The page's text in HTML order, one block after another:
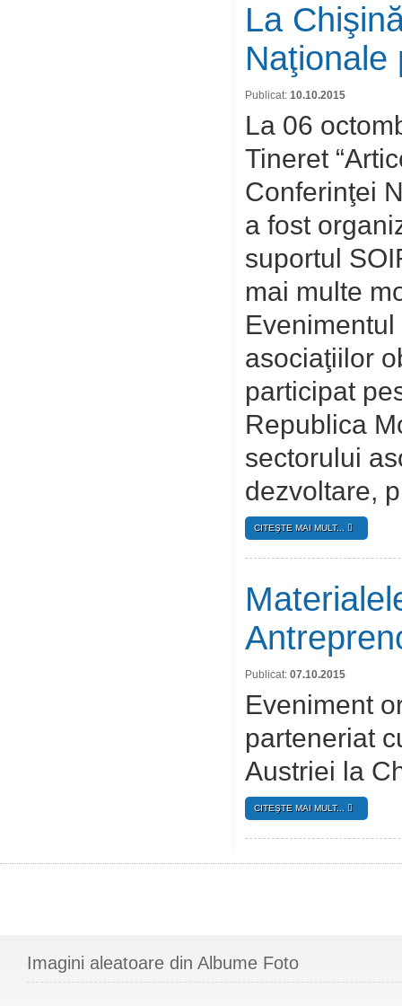
La
Naţionale
Publicat: 10.10.2015
La 06
Tineret
Conferinţei
a fost
suportul
mai multe
asociaţiilor
participat
Republica
sectorului
dezvoltare,
CITEŞTE MAI MULT...
Publicat: 07.10.2015
Eveniment
parteneriat
Austriei la
CITEŞTE MAI MULT...
Imagini aleatoare din Albume Foto